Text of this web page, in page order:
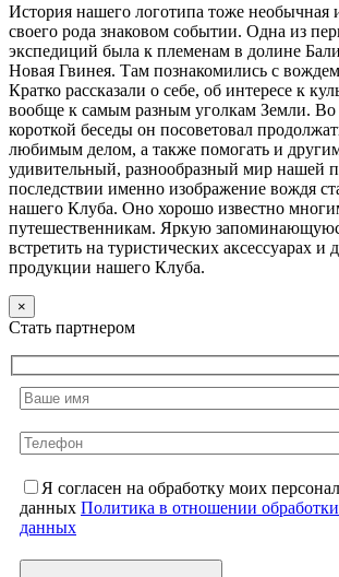
История нашего логотипа тоже необычная
своего рода знаковом событии. Одна из
экспедиций была к племенам в долине
Новая Гвинея. Там познакомились с
Кратко рассказали о себе, об интересе к
вообще к самым разным уголкам Земли. Во
короткой беседы он посоветовал
любимым делом, а также помогать и
удивительный, разнообразный мир нашей
последствии именно изображение вождя
нашего Клуба. Оно хорошо известно
путешественникам. Яркую
встретить на туристических аксессуарах и
продукции нашего Клуба.
×
Стать партнером
Я согласен на обработку моих
данных Политика в отношении
данных